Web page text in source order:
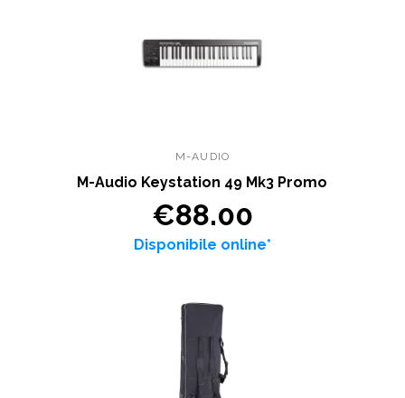
M-AUDIO
M-Audio Keystation 49 Mk3 Promo
€88.00
Disponibile online*